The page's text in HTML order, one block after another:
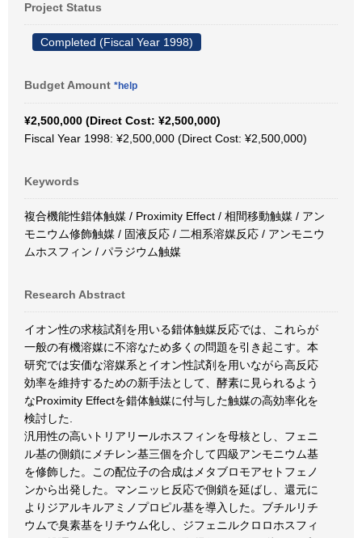
Project Status
Completed (Fiscal Year 1998)
Budget Amount *help
¥2,500,000 (Direct Cost: ¥2,500,000)
Fiscal Year 1998: ¥2,500,000 (Direct Cost: ¥2,500,000)
Keywords
複合機能性錯体触媒 / Proximity Effect / 相間移動触媒 / アン
モニウム修飾触媒 / 固液反応 / 二相系溶媒反応 / アンモニウ
ムホスフィン / パラジウム触媒
Research Abstract
イオン性の求核試剤を用いる錯体触媒反応では、これらが
一般の有機溶媒に不溶なため多くの問題を引き起こす。本
研究では安価な溶媒系とイオン性試剤を用いながら高反応
効率を維持するための新手法として、酵素に見られるよう
なProximity Effectを錯体触媒に付与した触媒の高効率化を
検討した.
汎用性の高いトリアリールホスフィンを母核とし、フェニ
ル基の側鎖にメチレン基三個を介して四級アンモニウム基
を修飾した。この配位子の合成はメタブロモアセトフェノ
ンから出発した。マンニッヒ反応で側鎖を延ばし、還元に
よりジアルキルアミノプロピル基を導入した。ブチルリチ
ウムで臭素基をリチウム化し、ジフェニルクロロホスフィ